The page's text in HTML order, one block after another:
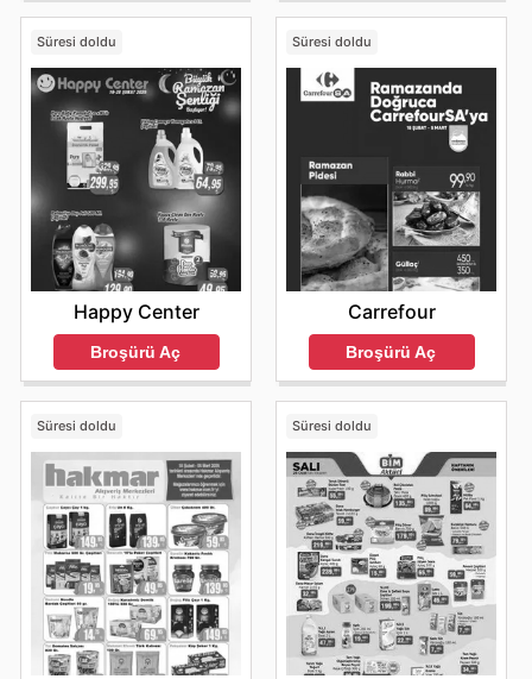
Süresi doldu
Happy Center
Broşürü Aç
Süresi doldu
Carrefour
Broşürü Aç
Süresi doldu Süresi doldu